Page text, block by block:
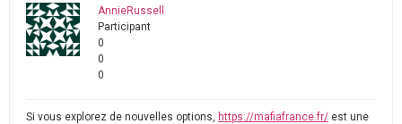
AnnieRussell
Participant
0
0
0
Si vous explorez de nouvelles options, https://mafiafrance.fr/ est une